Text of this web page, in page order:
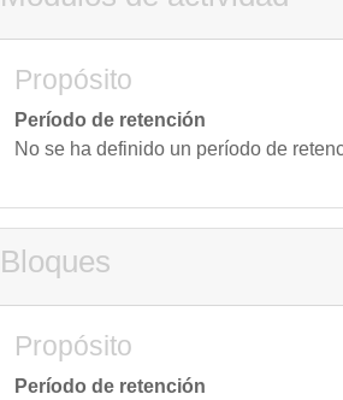
Propósito
Período de retención
No se ha definido un período de
Bloques
Propósito
Período de retención